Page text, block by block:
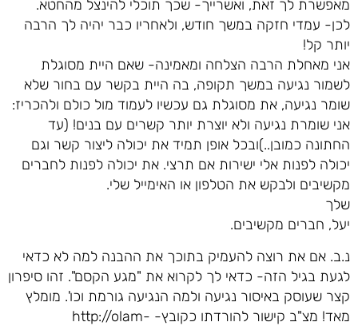
מאפשרת לך זאת, ואשרייך- שכך תוכלי להינצל מהחטא.
לכן- עמדי חזקה במשך חודש, ולאחריו כבר יהיה לך הרבה
יותר קל!
אני מאחלת הרבה הצלחה ומאמינה- שאם היית מסוגלת
לשמור נגיעה במשך תקופה, בה היית בקשר עם בחור שלא
שומר נגיעה, את מסוגלת גם עכשיו לעמוד מול כולם ולהכריז:
אני שומרת נגיעה ולא יוצרת יותר קשרים עם בנים! (עד
החתונה כמובן..)ובכל אופן תמיד את יכולה ליצור קשר וגם
יכולה לפנות אלי ישירות אם תרצי. את יכולה לפנות לחברים
מקשיבים ולבקש את הטלפון או האימייל שלי.
שלך
יעל, חברים מקשיבים.
נ.ב. אם את רוצה להעמיק בתוכך את ההבנה למה לא כדאי
לגעת בגיל הזה- כדאי לך לקרוא את "מגע הקסם". זהו סיפרון
קצר שעוסק באיסור נגיעה ולמה הנגיעה גורמת וכו'. מומלץ
מאד! מצ"ב קישור להורדתו כקובץ- http://olam-